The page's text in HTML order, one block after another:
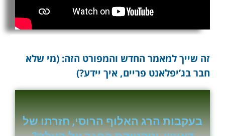
זה שייך למאמר החדש והמפורט הזה: (מי שלא
חבר בג’יפלאנט פריים, איך יידע?)
בעקבות הרג האלוף הרוסי, חזרתו של